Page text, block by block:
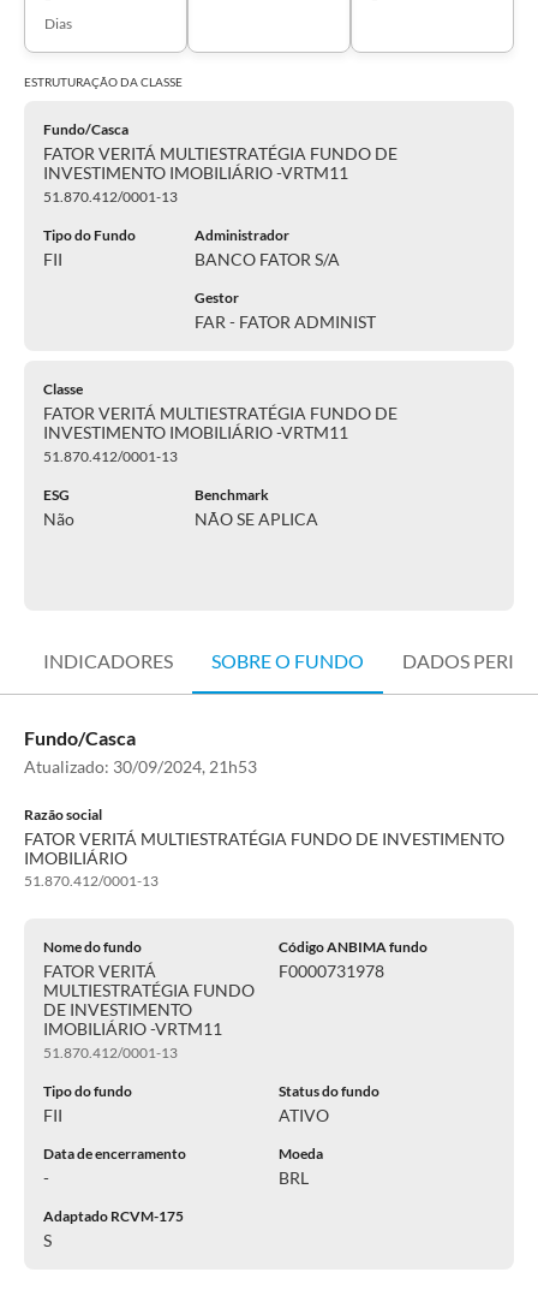
Dias
ESTRUTURAÇÃO DACLASSE
Fundo/Casca
FATOR VERITÁ MULTIESTRATÉGIA FUNDO DE
INVESTIMENTO IMOBILIÁRIO -VRTM11
51.870.412/0001-13
Tipo do Fundo
FII
Administrador
BANCO FATOR S/A
Gestor
FAR - FATOR ADMINIST
Classe
FATOR VERITÁ MULTIESTRATÉGIA FUNDO DE
INVESTIMENTO IMOBILIÁRIO -VRTM11
51.870.412/0001-13
ESG
Não
Benchmark
NÃO SE APLICA
INDICADORES SOBRE O FUNDO DADOS
Fundo/Casca
Atualizado: 30/09/2024, 21h53
Razão social
FATOR VERITÁ MULTIESTRATÉGIA FUNDO DE INVESTIMENTO
IMOBILIÁRIO
51.870.412/0001-13
Nome do fundo
FATOR VERITÁ
MULTIESTRATÉGIA FUNDO
DE INVESTIMENTO
IMOBILIÁRIO -VRTM11
51.870.412/0001-13
Código ANBIMA fundo
F0000731978
Tipo do fundo
FII
Status do fundo
ATIVO
Data de encerramento
-
Moeda
BRL
Adaptado RCVM-175
S